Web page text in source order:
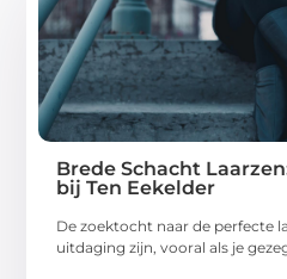
Brede Schacht
bij Ten Eekelder
De zoektocht naar de perfecte
uitdaging zijn, vooral als je